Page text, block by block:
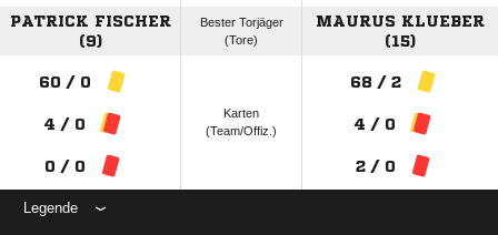
PATRICK FISCHER
(9)
Bester Torjäger
(Tore)
MAURUS KLUEBER
(15)
60 / 0
4 / 0
0 / 0
Karten
(Team/Offiz.)
68 / 2
4 / 0
2 / 0
Legende